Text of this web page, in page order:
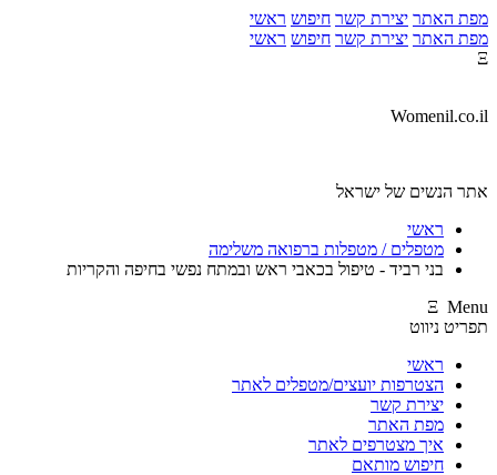
מפת האתר יצירת קשר חיפוש ראשי
מפת האתר יצירת קשר חיפוש ראשי
Ξ
Womenil.co.il
אתר הנשים של ישראל
ראשי
מטפלים / מטפלות ברפואה משלימה
בני רביד - טיפול בכאבי ראש ובמתח נפשי בחיפה והקריות
Ξ Menu
תפריט ניווט
ראשי
הצטרפות יועצים/מטפלים לאתר
יצירת קשר
מפת האתר
איך מצטרפים לאתר
חיפוש מותאם